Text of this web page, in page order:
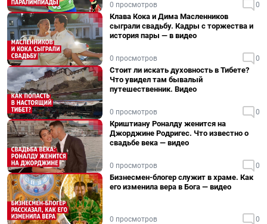
0 просмотров 0
Клава Кока и Дима Масленников
сыграли свадьбу. Кадры с торжества и
история пары — в видео
0 просмотров 0
Стоит ли искать духовность в Тибете?
Что увидел там бывалый
путешественник. Видео
0 просмотров 0
Криштиану Роналду женится на
Джорджине Родригес. Что известно о
свадьбе века — видео
0 просмотров 0
Бизнесмен-блогер служит в храме. Как
его изменила вера в Бога — видео
0 просмотров 0